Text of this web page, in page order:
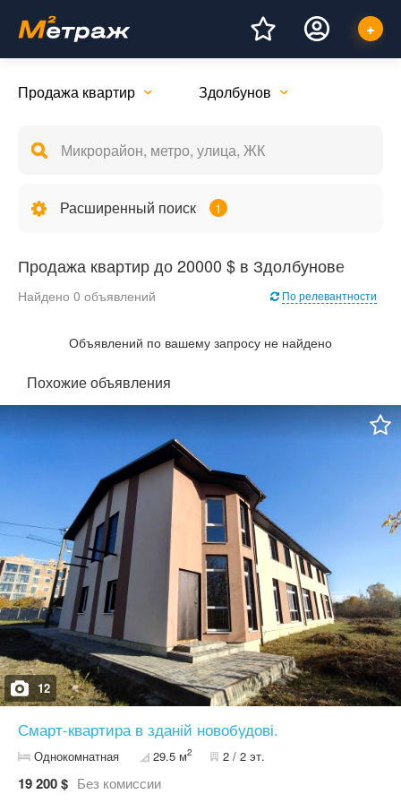
Продажа квартир Здолбунов
Расширенный поиск 1
Продажа квартир до 20000 $ в Здолбунове
Найдено 0 объявлений По релевантности
Объявлений по вашему запросу не найдено
Похожие объявления
12
Смарт-квартира в зданій новобудові.
Однокомнатная 29.5 м2 2 / 2 эт.
19 200 $ Без комиссии